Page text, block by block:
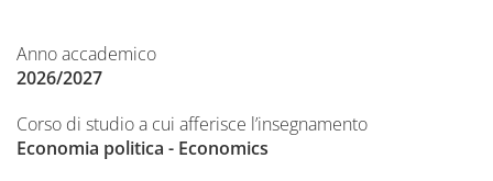
Anno accademico
2026/2027
Corso di studio a cui afferisce l’insegnamento
Economia politica - Economics